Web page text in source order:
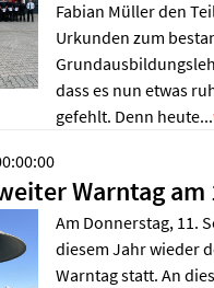
Fabian Müller den
Urkunden zum
dass es nun etwas
gefehlt. Denn heute...
Warntag am
Am Donnerstag, 11.
diesem Jahr wieder
Warntag statt. An